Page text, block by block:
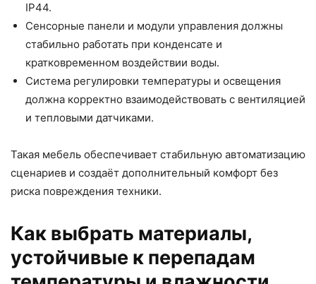
IP44.
Сенсорные панели и модули управления должны
стабильно работать при конденсате и
кратковременном воздействии воды.
Система регулировки температуры и освещения
должна корректно взаимодействовать с вентиляцией
и тепловыми датчиками.
Такая мебель обеспечивает стабильную автоматизацию
сценариев и создаёт дополнительный комфорт без
риска повреждения техники.
Как выбрать материалы,
устойчивые к перепадам